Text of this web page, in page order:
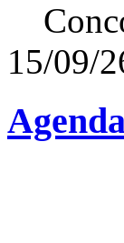
15/09/